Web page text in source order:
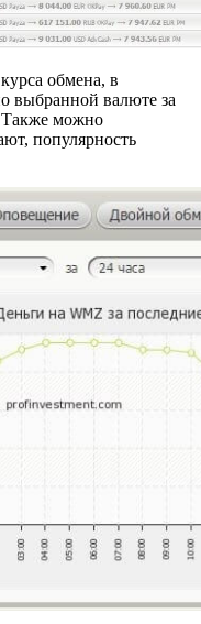
обмена, в
выбранной валюте за
Также можно
популярность